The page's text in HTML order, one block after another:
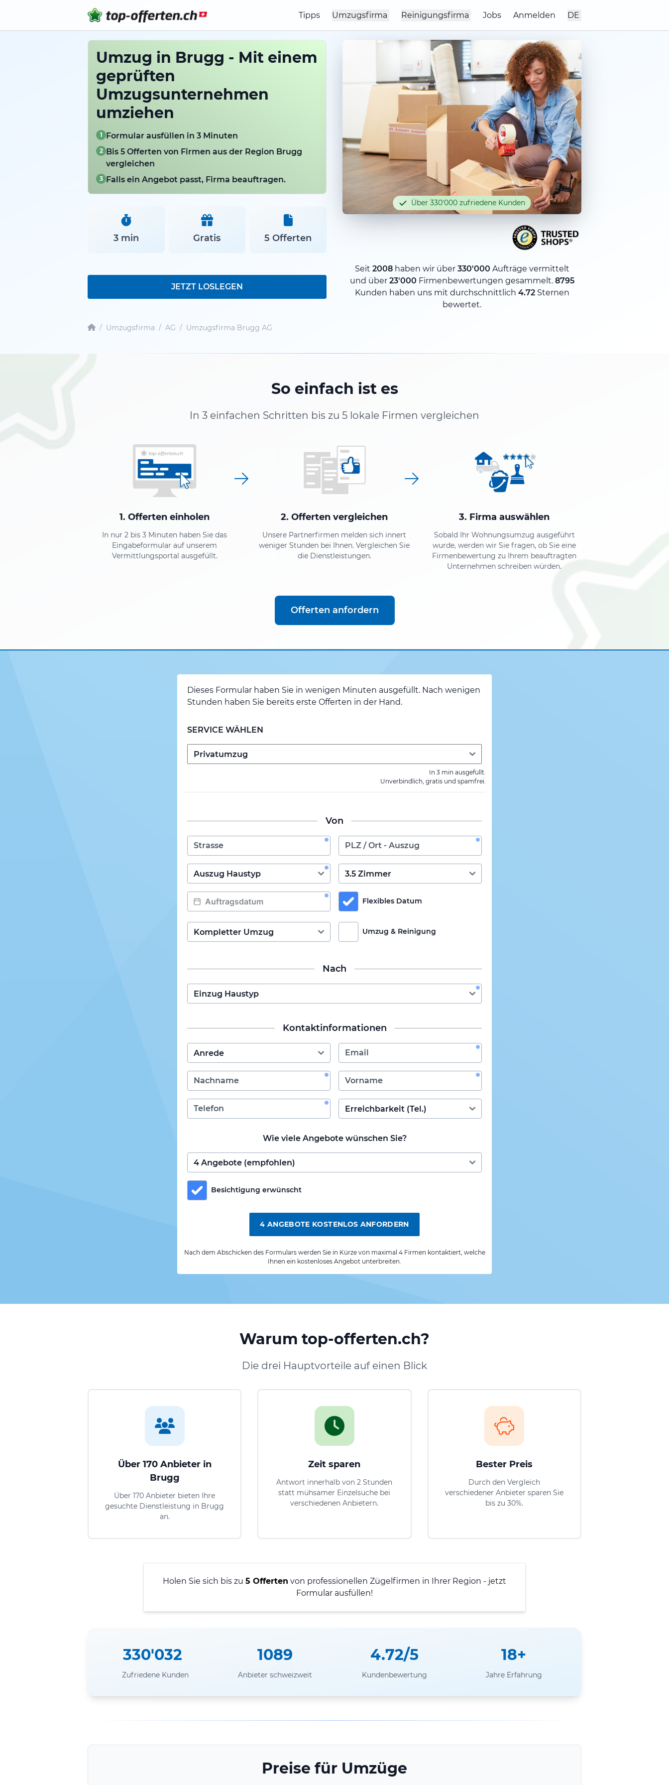
Tipps Umzugsfirma Reinigungsfirma Jobs Anmelden DE
Umzug in Brugg - Mit einem
geprüften
Umzugsunternehmen
umziehen
1 Formular ausfüllen in 3 Minuten
2 Bis 5 Offerten von Firmen aus der Region Brugg
vergleichen
3 Falls ein Angebot passt, Firma beauftragen.
3 min Gratis 5 Offerten
JETZT LOSLEGEN
Über 330'000 zufriedene Kunden
Seit 2008haben wir über 330'000 Aufträge vermittelt
und über 23'000 Firmenbewertungen gesammelt. 8795
Kunden haben uns mit durchschnittlich 4.72Sternen
bewertet.
/ Umzugsfirma / AG / Umzugsfirma Brugg AG
So einfach ist es
In 3 einfachen Schritten bis zu 5 lokale Firmen vergleichen
1. Offerten einholen
In nur 2 bis 3 Minuten haben Sie das
Eingabeformular auf unserem
Vermittlungsportal ausgefüllt.
2. Offerten vergleichen
Unsere Partnerfirmen melden sich innert
weniger Stunden bei Ihnen. Vergleichen Sie
die Dienstleistungen.
3. Firma auswählen
Sobald Ihr Wohnungsumzug ausgeführt
wurde, werden wir Sie fragen, ob Sie eine
Firmenbewertung zu Ihrem beauftragten
Unternehmen schreiben würden.
Offerten anfordern
Dieses Formular haben Sie in wenigen Minuten ausgefüllt. Nach wenigen
Stunden haben Sie bereits erste Offerten in der Hand.
SERVICE WÄHLEN
In 3 min ausgefüllt.
Unverbindlich, gratis und spamfrei.
Von
Flexibles Datum
Umzug & Reinigung
Nach
Kontaktinformationen
Wie viele Angebote wünschen Sie?
Besichtigung erwünscht
4 ANGEBOTE KOSTENLOS ANFORDERN
Nach dem Abschicken des Formulars werden Sie in Kürze von maximal 4 Firmen kontaktiert, welche
Ihnen ein kostenloses Angebot unterbreiten.
Warum top-offerten.ch?
Die drei Hauptvorteile auf einen Blick
Über 170 Anbieter in
Brugg
Über 170 Anbieter bieten Ihre
gesuchte Dienstleistung in Brugg
an.
Zeit sparen
Antwort innerhalb von 2 Stunden
statt mühsamer Einzelsuche bei
verschiedenen Anbietern.
Bester Preis
Durch den Vergleich
verschiedener Anbieter sparen Sie
bis zu 30%.
Holen Sie sich bis zu 5 Offerten von professionellen Zügelfirmen in Ihrer Region - jetzt
Formular ausfüllen!
330'032
Zufriedene Kunden
1089
Anbieter schweizweit
4.72/5
Kundenbewertung
18+
Jahre Erfahrung
Preise für Umzüge